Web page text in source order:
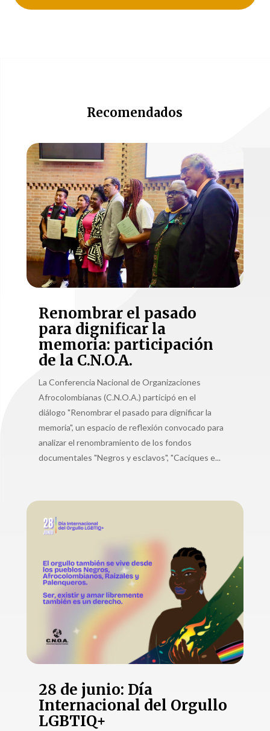
Recomendados
Renombrar el pasado
para dignificar la
memoria: participación
de la C.N.O.A.
La Conferencia Nacional de Organizaciones
Afrocolombianas (C.N.O.A.) participó en el
diálogo "Renombrar el pasado para dignificar la
memoria", un espacio de reflexión convocado para
analizar el renombramiento de los fondos
documentales "Negros y esclavos", "Caciques e...
28 de junio: Día
Internacional del Orgullo
LGBTIQ+